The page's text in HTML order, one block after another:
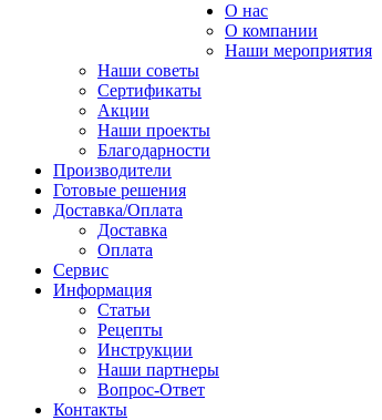
О нас
О компании
Наши мероприятия
Наши советы
Сертификаты
Акции
Наши проекты
Благодарности
Производители
Готовые решения
Доставка/Оплата
Доставка
Оплата
Сервис
Информация
Статьи
Рецепты
Инструкции
Наши партнеры
Вопрос-Ответ
Контакты